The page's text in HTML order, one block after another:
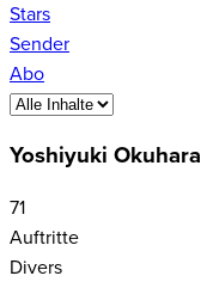
Stars
Sender
Abo
Yoshiyuki Okuhara
71
Auftritte
Divers